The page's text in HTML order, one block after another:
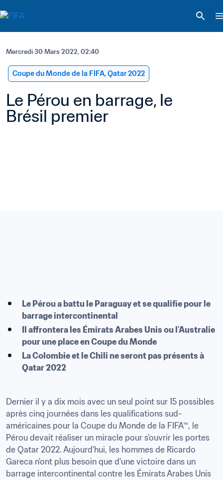
Mercredi 30 Mars 2022, 02:40
Coupe du Monde de la FIFA, Qatar 2022
Le Pérou en barrage, le
Brésil premier
Le Pérou a battu le Paraguay et se qualifie pour le
Il affrontera les Émirats Arabes Unis ou l'Australie
pour une place en Coupe du Monde
La Colombie et le Chili ne seront pas présents à
Qatar 2022
Dernier il y a dix mois avec un seul point sur 15 possibles
après cinq journées dans les qualifications sud-
américaines pour la Coupe du Monde de la FIFA™, le
Pérou devait réaliser un miracle pour s'ouvrir les portes
de Qatar 2022. Aujourd'hui, les hommes de Ricardo
Gareca n'ont plus besoin que d'une victoire dans un
barrage intercontinental contre les Émirats Arabes Unis